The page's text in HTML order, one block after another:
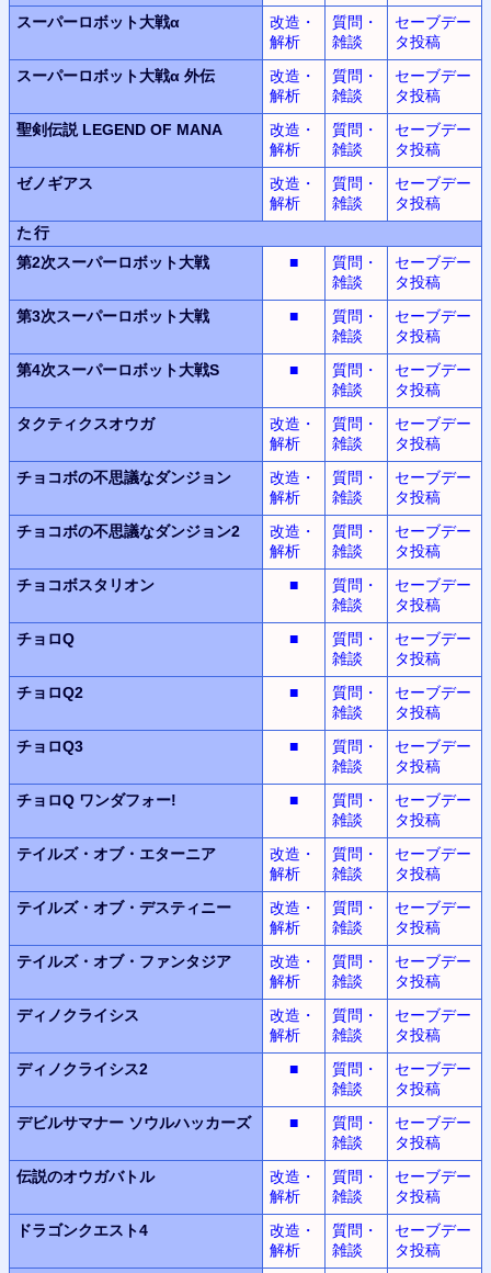
スーパーロボット大戦α
改造・
解析
質問・
雑談
セーブデー
タ投稿
スーパーロボット大戦α 外伝
改造・
解析
質問・
雑談
セーブデー
タ投稿
聖剣伝説 LEGEND OF MANA
改造・
解析
質問・
雑談
セーブデー
タ投稿
ゼノギアス
改造・
解析
質問・
雑談
セーブデー
タ投稿
た行
第2次スーパーロボット大戦 ■
質問・
雑談
セーブデー
タ投稿
第3次スーパーロボット大戦 ■
質問・
雑談
セーブデー
タ投稿
第4次スーパーロボット大戦S
■
質問・
雑談
セーブデー
タ投稿
タクティクスオウガ
改造・
解析
質問・
雑談
セーブデー
タ投稿
チョコボの不思議なダンジョン
改造・
解析
質問・
雑談
セーブデー
タ投稿
チョコボの不思議なダンジョン2
改造・
解析
質問・
雑談
セーブデー
タ投稿
チョコボスタリオン
■
質問・
雑談
セーブデー
タ投稿
チョロQ
■
質問・
雑談
セーブデー
タ投稿
チョロQ2
■
質問・
雑談
セーブデー
タ投稿
チョロQ3
■
質問・
雑談
セーブデー
タ投稿
チョロQ ワンダフォー! ■
質問・
雑談
セーブデー
タ投稿
テイルズ・オブ・エターニア
改造・
解析
質問・
雑談
セーブデー
タ投稿
テイルズ・オブ・デスティニー
改造・
解析
質問・
雑談
セーブデー
タ投稿
テイルズ・オブ・ファンタジア
改造・
解析
質問・
雑談
セーブデー
タ投稿
ディノクライシス
改造・
解析
質問・
雑談
セーブデー
タ投稿
ディノクライシス2
■
質問・
雑談
セーブデー
タ投稿
デビルサマナー ソウルハッカーズ ■
質問・
雑談
セーブデー
タ投稿
伝説のオウガバトル
改造・
解析
質問・
雑談
セーブデー
タ投稿
ドラゴンクエスト4
改造・
解析
質問・
雑談
セーブデー
タ投稿